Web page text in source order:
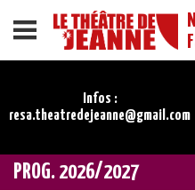
Menu
Infos :
resa.theatredejeanne@gmail.com
PROG. 2026/2027